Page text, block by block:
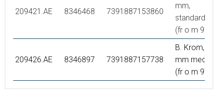
209421.AE 8346468 7391887153860
mm,
(fr o m
209426.AE 8346897 7391887157738
B. Krom,
mm med
(fr o m